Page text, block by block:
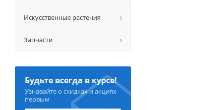
Искусственные растения
Запчасти
Будьте всегда в курсе!
Узнавайте о скидках и акциях
первым